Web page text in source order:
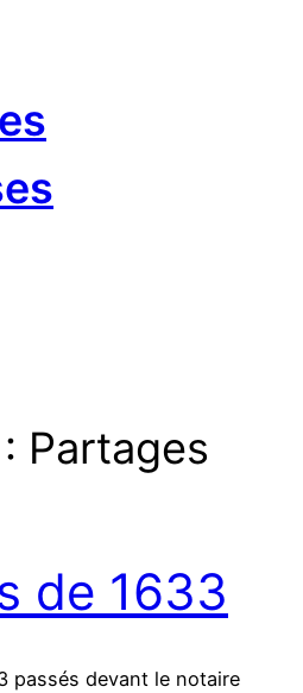
Partages
de 1633
passés devant le notaire